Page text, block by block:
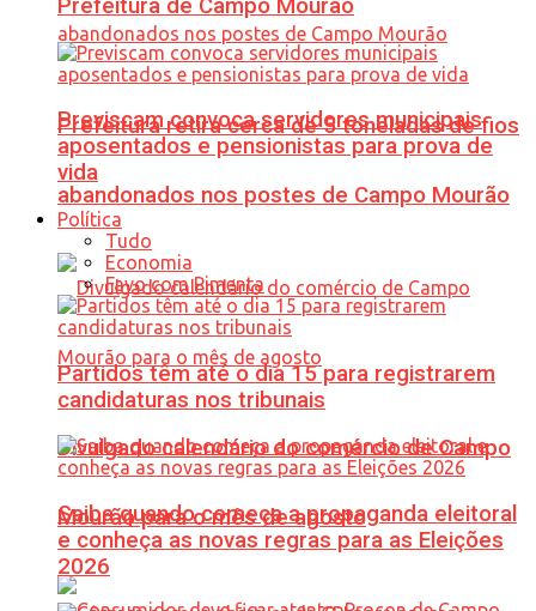
Prefeitura retira cerca de 5 toneladas de fios
abandonados nos postes de Campo Mourão
Divulgado calendário do comércio de Campo
Mourão para o mês de agosto
Prefeitura de Campo Mourão
Previscam convoca servidores municipais
aposentados e pensionistas para prova de
vida
Política
Tudo
Economia
Favo com Pimenta
Partidos têm até o dia 15 para registrarem
candidaturas nos tribunais
Saiba quando começa a propaganda eleitoral
e conheça as novas regras para as Eleições
2026